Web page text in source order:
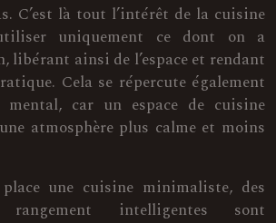
C’est là tout l’intérêt de la cuisine
uniquement ce dont on a
libérant ainsi de l’espace et rendant
Cela se répercute également
car un espace de cuisine
atmosphère plus calme et moins
une cuisine minimaliste, des
intelligentes sont